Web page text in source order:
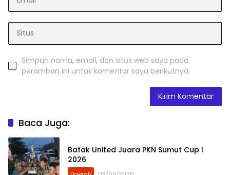
Simpan nama, email, dan situs web saya pada
peramban ini untuk komentar saya berikutnya.
Baca Juga:
Batak United Juara PKN Sumut Cup I
2026